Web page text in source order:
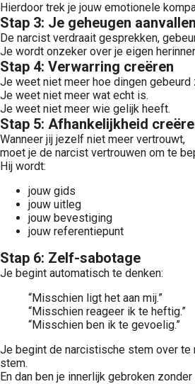
Hierdoor trek je jouw emotionele
Stap 3: Je geheugen aanvallen
De narcist verdraait gesprekken,
Je wordt onzeker over je eigen
Stap 4: Verwarring creëren
Je weet niet meer hoe dingen gebeurd
Je weet niet meer wat echt is.
Je weet niet meer wie gelijk heeft.
Stap 5: Afhankelijkheid
Wanneer jij jezelf niet meer vertrouwt,
moet je de narcist vertrouwen om te
Hij wordt:
jouw gids
jouw uitleg
jouw bevestiging
jouw referentiepunt
Stap 6: Zelf-sabotage
Je begint automatisch te denken:
“Misschien ligt het aan mij.”
“Misschien reageer ik te heftig.”
“Misschien ben ik te gevoelig.”
Je begint de narcistische stem over te
stem.
En dan ben je innerlijk gebroken